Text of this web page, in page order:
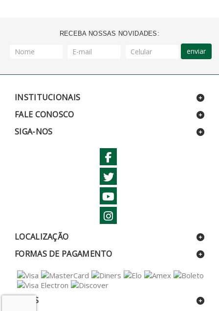
RECEBA NOSSAS NOVIDADES:
enviar
INSTITUCIONAIS
FALE CONOSCO
SIGA-NOS
LOCALIZAÇÃO
FORMAS DE PAGAMENTO
SELOS